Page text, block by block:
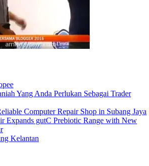
Yang Anda Perlukan Sebagai Trader
Computer Repair Shop in Subang Jaya
Expands gutC Prebiotic Range with New
Kelantan